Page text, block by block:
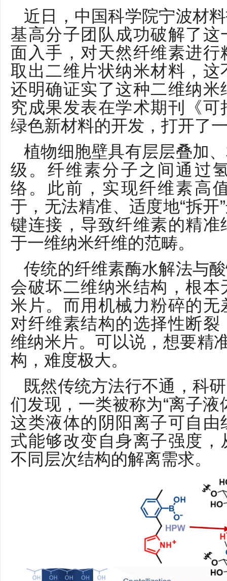
近日，中国科学院宁波材
基高分子团队成功破解了
面入手，对天然纤维素进
取出二维片状纳米材料，
还明确证实了这种二维纳
究成果发表在学术期刊《
绿色新材料的开发，打开了
植物细胞壁具有层层叠加
级。纤维素分子之间通过
络。此前，实现纤维素高
于，无法精准、适度地“拆开
键连接，导致纤维素的精
于一维纳米纤维的范畴。
传统的纤维素酶水解法与
会破坏二维纳米结构，根
米片。而用机械力粉碎的
对纤维素结构的选择性断
维纳米片。可以说，想要精
构，难度极大。
既然传统方法行不通，科
们发现，一类被称为“离子液
这类液体的阴阳离子可自
式能够改变自身离子强度
不同层次结构的解离需求。